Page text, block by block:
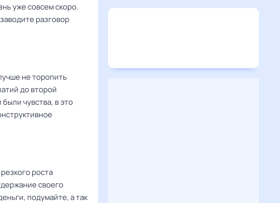
уже совсем скоро.
разговор
не торопить
до второй
чувства, в это
роста
своего
подумайте, а так